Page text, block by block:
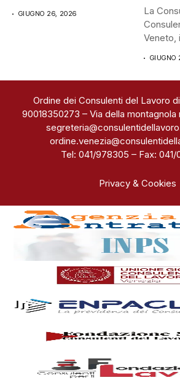
GIUGNO 26, 2026
La
Veneto,
Ordine dei Consulenti del Lavoro
90018350273 – Via della
Tel: 041/978305 – Fax:
Privacy & Cookies